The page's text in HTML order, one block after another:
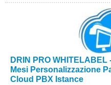
DRIN PRO
Mesi Personalizzazione
Cloud PBX Istance